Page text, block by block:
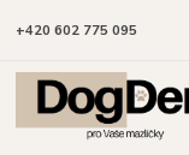
+420 602 775 095